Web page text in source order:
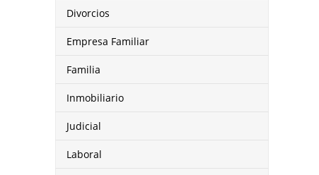
Divorcios
Empresa Familiar
Familia
Inmobiliario
Judicial
Laboral